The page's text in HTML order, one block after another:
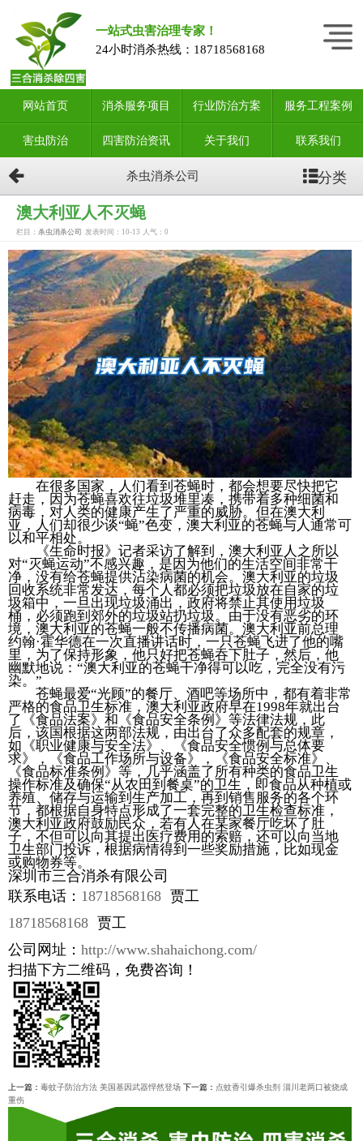
一站式虫害治理专家！
24小时消杀热线： 18718568168
网站首页 消杀服务项目 行业防治方案 服务工程案例
害虫防治 四害防治资讯 关于我们 联系我们
杀虫消杀公司 分类
澳大利亚人不灭蝇
栏目： 杀虫消杀公司 发表时间：10-13 人气： 0
在很多国家，人们看到苍蝇时，都会想要尽快把它
赶走，因为苍蝇喜欢往垃圾堆里凑，携带着多种细菌和
病毒，对人类的健康产生了严重的威胁。但在澳大利
亚，人们却很少谈“蝇”色变，澳大利亚的苍蝇与人通常可
以和平相处。
《生命时报》记者采访了解到，澳大利亚人之所以
对“灭蝇运动”不感兴趣，是因为他们的生活空间非常干
净，没有给苍蝇提供沾染病菌的机会。澳大利亚的垃圾
回收系统非常发达，每个人都必须把垃圾放在自家的垃
圾箱中，一旦出现垃圾涌出，政府将禁止其使用垃圾
桶，必须跑到郊外的垃圾站扔垃圾。由于没有恶劣的环
境，澳大利亚的苍蝇一般不传播病菌。澳大利亚前总理
约翰·霍华德在一次直播讲话时，一只苍蝇飞进了他的嘴
里，为了保持形象，他只好把苍蝇吞下肚子，然后，他
幽默地说：“澳大利亚的苍蝇干净得可以吃，完全没有污
染。”
苍蝇最爱“光顾”的餐厅、酒吧等场所中，都有着非常
严格的食品卫生标准，澳大利亚政府早在1998年就出台
了《食品法案》和《食品安全条例》等法律法规，此
后，该国根据这两部法规，由出台了众多配套的规章，
如《职业健康与安全法》、《食品安全惯例与总体要
求》，《食品工作场所与设备》，《食品安全标准》、
《食品标准条例》等，几乎涵盖了所有种类的食品卫生
操作标准及确保“从农田到餐桌”的卫生，即食品从种植或
养殖、储存与运输到生产加工，再到销售服务的各个环
节，都根据自身特点形成了一套完整的卫生检查标准，
澳大利亚政府鼓励民众，若有人在某家餐厅吃坏了肚
子，不但可以向其提出医疗费用的索赔，还可以向当地
卫生部门投诉，根据病情得到一些奖励措施，比如现金
或购物券等。
深圳市三合消杀有限公司
联系电话： 18718568168 贾工
18718568168 贾工
公司网址： http://www.shahaichong.com/
扫描下方二维码，免费咨询！
上一篇： 毒蚊子防治方法 美国基因武器悍然登场 下一篇： 点蚊香引爆杀虫剂 淄川老两口被烧成
重伤